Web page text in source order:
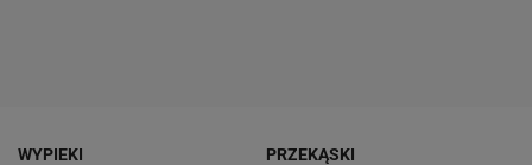
WYPIEKI PRZEKĄSKI